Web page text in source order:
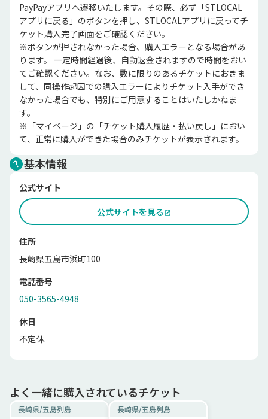
PayPayアプリへ遷移いたします。その際、必ず「STLOCAL
アプリに戻る」のボタンを押し、STLOCALアプリに戻ってチ
ケット購入完了画面をご確認ください。
※ボタンが押されなかった場合、購入エラーとなる場合があ
ります。 一定時間経過後、自動返金されますので時間をおい
てご確認ください。なお、数に限りのあるチケットにおきま
して、同操作起因での購入エラーによりチケット入手ができ
なかった場合でも、特別にご用意することはいたしかねま
す。
※「マイページ」の「チケット購入履歴・払い戻し」におい
て、正常に購入ができた場合のみチケットが表示されます。
基本情報
公式サイト
公式サイトを見る
住所
長崎県五島市浜町100
電話番号
050-3565-4948
休日
不定休
よく一緒に購入されているチケット
長崎県/五島列島 長崎県/五島列島